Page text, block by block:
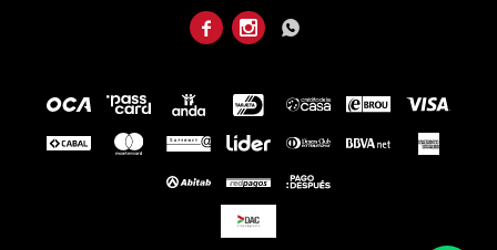
  